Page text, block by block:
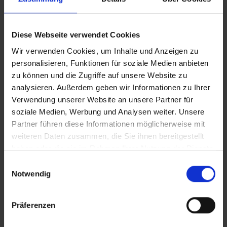
Diese Webseite verwendet Cookies
Wir verwenden Cookies, um Inhalte und Anzeigen zu
personalisieren, Funktionen für soziale Medien anbieten
zu können und die Zugriffe auf unsere Website zu
analysieren. Außerdem geben wir Informationen zu Ihrer
Verwendung unserer Website an unsere Partner für
soziale Medien, Werbung und Analysen weiter. Unsere
Partner führen diese Informationen möglicherweise mit
weiteren Daten zusammen, die Sie ihnen bereitgestellt
haben oder die sie im Rahmen Ihrer Nutzung der Dienste
Notwendig
Präferenzen
In Sicherheit in Deutschland, in Gedanken im Krieg
Rentner Wohnungsnot IT
Zusätzliches Material
Bilder